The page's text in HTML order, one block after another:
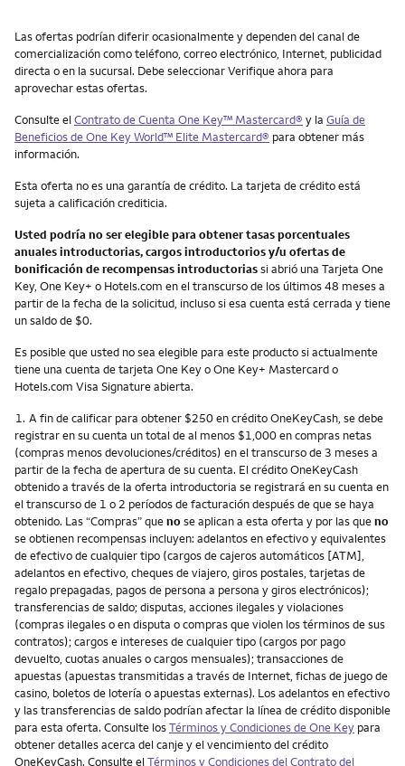
Otras cosas que necesita saber
Las ofertas podrían diferir ocasionalmente y dependen del canal de
comercialización como teléfono, correo electrónico, Internet, publicidad
directa o en la sucursal. Debe seleccionar Verifique ahora para
aprovechar estas ofertas.
Consulte elContrato de Cuenta One Key™ Mastercard® y la Guía de
Beneficios de One Key World™ Elite Mastercard® para obtener más
información.
Esta oferta no es una garantía de crédito. La tarjeta de crédito está
sujeta a calificación crediticia.
Usted podría no ser elegible para obtener tasas porcentuales
anuales introductorias, cargos introductorios y/u ofertas de
bonificación de recompensas introductoriassi abrió una Tarjeta One
Key, One Key+ o Hotels.com en el transcurso de los últimos 48 meses a
partir de la fecha de la solicitud, incluso si esa cuenta está cerrada y tiene
un saldo de $0.
Es posible que usted no sea elegible para este producto si actualmente
tiene una cuenta de tarjeta One Key o One Key+ Mastercard o
Hotels.com Visa Signature abierta.
Nota
1. A fin de calificar para obtener $250 en crédito OneKeyCash, se debe
registrar en su cuenta un total de al menos $1,000 en compras netas
(compras menos devoluciones/créditos) en el transcurso de 3 meses a
partir de la fecha de apertura de su cuenta. El crédito OneKeyCash
obtenido a través de la oferta introductoria se registrará en su cuenta en
el transcurso de 1 o 2 períodos de facturación después de que se haya
obtenido. Las “Compras” quenose aplican a esta oferta y por las queno
se obtienen recompensas incluyen: adelantos en efectivo y equivalentes
de efectivo de cualquier tipo (cargos de cajeros automáticos [ATM],
adelantos en efectivo, cheques de viajero, giros postales, tarjetas de
regalo prepagadas, pagos de persona a persona y giros electrónicos);
transferencias de saldo; disputas, acciones ilegales y violaciones
(compras ilegales o en disputa o compras que violen los términos de sus
contratos); cargos e intereses de cualquier tipo (cargos por pago
devuelto, cuotas anuales o cargos mensuales); transacciones de
apuestas (apuestas transmitidas a través de Internet, fichas de juego de
casino, boletos de lotería o apuestas externas). Los adelantos en efectivo
y las transferencias de saldo podrían afectar la línea de crédito disponible
para esta oferta. Consulte losTérminos y Condiciones de One Key para
obtener detalles acerca del canje y el vencimiento del crédito
OneKeyCash. Consulte elTérminos y Condiciones del Contrato del